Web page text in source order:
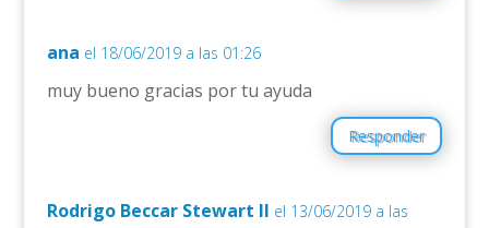
ana el 18/06/2019 a las 01:26
muy bueno gracias por tu ayuda
Responder
Rodrigo Beccar Stewart II el 13/06/2019 a las